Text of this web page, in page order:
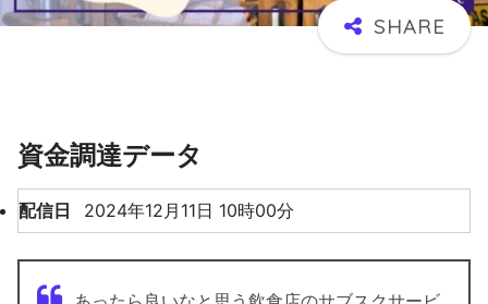
資金調達データ
配信日 2024年12月11日 10時00分